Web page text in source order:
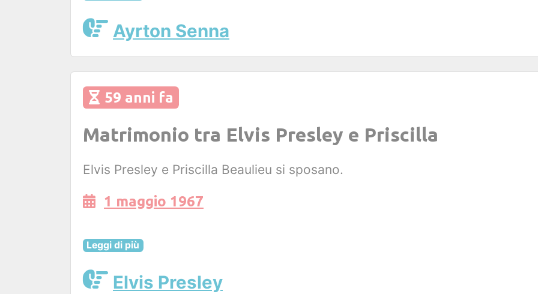
Ayrton Senna
59 anni fa
Matrimonio tra Elvis Presley e Priscilla
Elvis Presley e Priscilla Beaulieu si sposano.
1 maggio 1967
Leggi di più
Elvis Presley